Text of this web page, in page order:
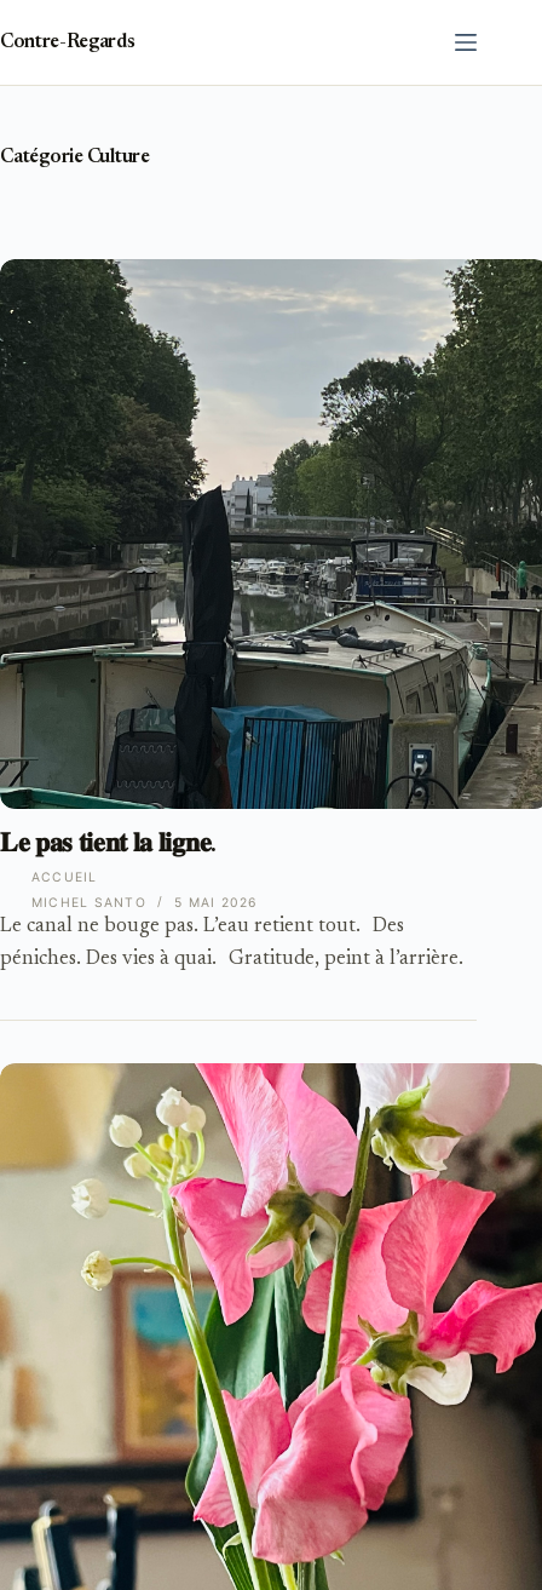
contenu
Contre-Regards
CatégorieCulture
ACCUEIL
𝐋𝐞 𝐩𝐚𝐬 𝐭𝐢𝐞𝐧𝐭 𝐥𝐚 𝐥𝐢𝐠𝐧𝐞.
Le canal ne bouge pas. L’eau retient tout. Des
péniches. Des vies à quai. Gratitude, peint à l’arrière.
MICHEL SANTO 5 MAI 2026